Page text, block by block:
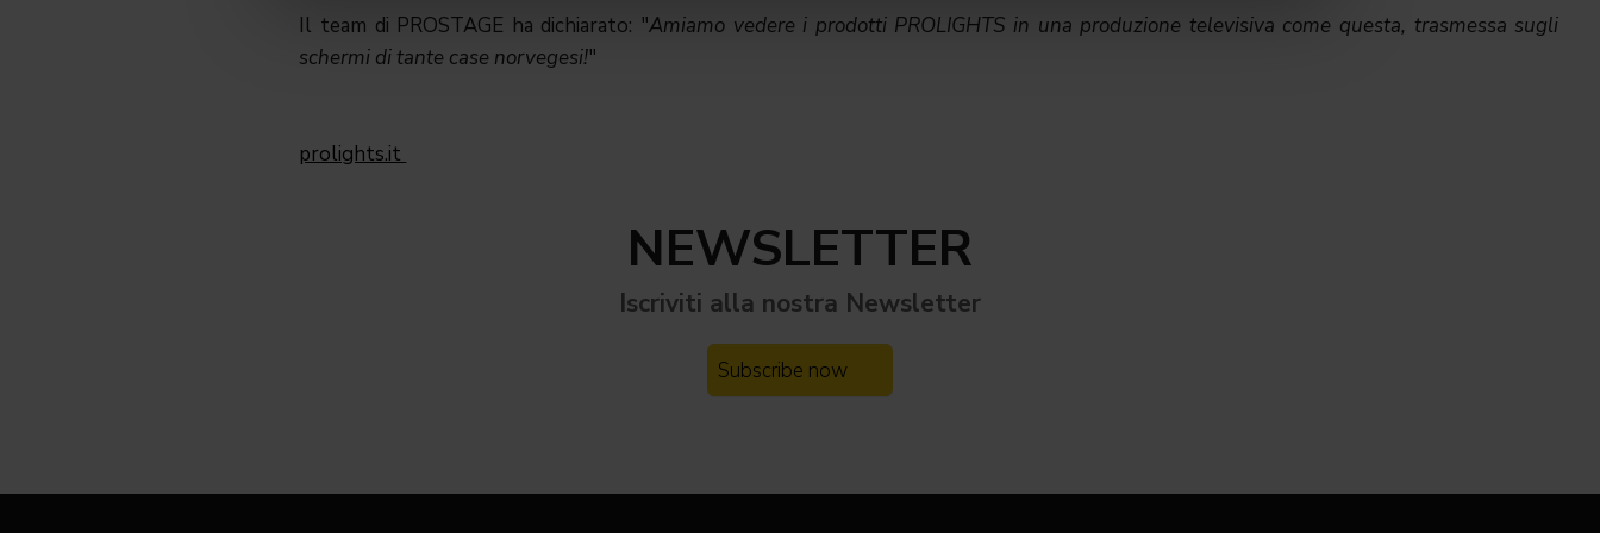
Il team di PROSTAGE ha dichiarato: "Amiamo vedere i prodotti PROLIGHTS in una produzione televisiva come questa, trasmessa sugli
schermi di tante case norvegesi!"
prolights.it
NEWSLETTER
Iscriviti alla nostra Newsletter
Subscribe now